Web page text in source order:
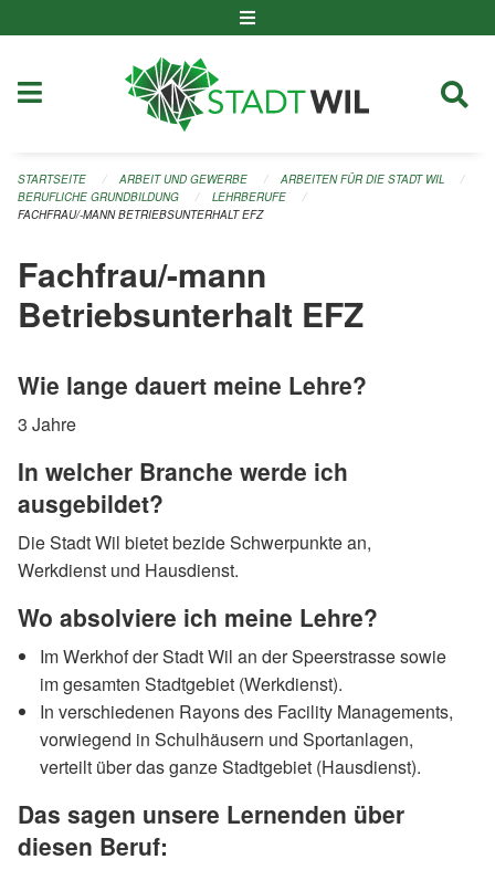
STARTSEITE ARBEIT UND GEWERBE
ARBEITEN FÜR DIE STADT WIL
BERUFLICHE GRUNDBILDUNG
LEHRBERUFE
FACHFRAU/-MANN BETRIEBSUNTERHALT EFZ
Fachfrau/-mann
Betriebsunterhalt EFZ
Wie lange dauert meine Lehre?
3 Jahre
In welcher Branche werde ich
ausgebildet?
Die Stadt Wil bietet bezide Schwerpunkte an,
Werkdienst und Hausdienst.
Wo absolviere ich meine Lehre?
Im Werkhof der Stadt Wil an der Speerstrasse sowie
im gesamten Stadtgebiet (Werkdienst).
In verschiedenen Rayons des Facility Managements,
vorwiegend in Schulhäusern und Sportanlagen,
verteilt über das ganze Stadtgebiet (Hausdienst).
Das sagen unsere Lernenden über
diesen Beruf: